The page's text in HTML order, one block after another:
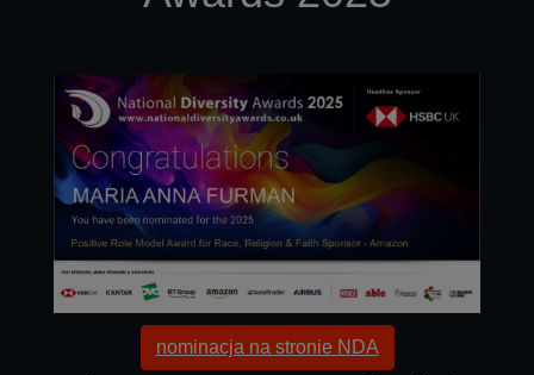
nominacja na stronie NDA